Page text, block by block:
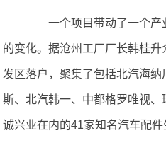
一个项目带动了一个产
的变化。据沧州工厂厂长韩桂
发区落户，聚集了包括北汽海
斯、北汽韩一、中都格罗唯视
诚兴业在内的41家知名汽车配件